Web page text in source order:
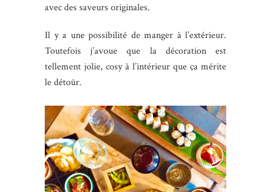
avec des saveurs originales.
Il y a une possibilité de manger à l’extérieur.
Toutefois j’avoue que la décoration est
tellement jolie, cosy à l’intérieur que ça mérite
le détoûr.